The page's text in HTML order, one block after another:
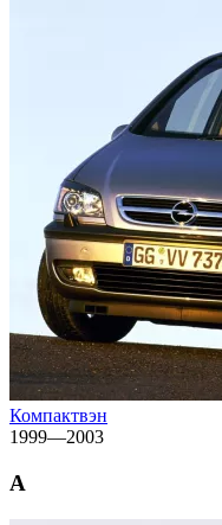
Компактвэн
1999—2003
A